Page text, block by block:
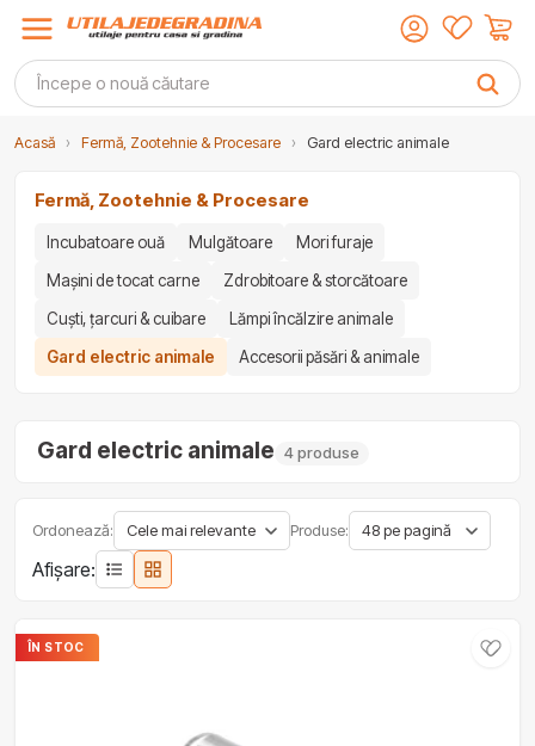
Acasă › Fermă, Zootehnie & Procesare › Gard electric animale
Fermă, Zootehnie & Procesare
Incubatoare ouă Mulgătoare
Mori furaje
Mașini de tocat carne
Zdrobitoare & storcătoare
Cuști, țarcuri & cuibare
Lămpi încălzire animale
Gard electric animale
Accesorii păsări & animale
Gard electric animale 4 produse
Ordonează: Produse:
Afișare:
ÎN STOC